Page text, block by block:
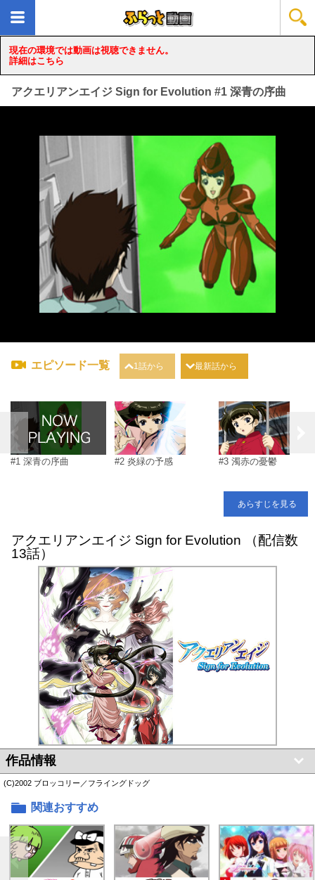
現在の環境では動画は視聴できません。
詳細はこちら
アクエリアンエイジ Sign for Evolution #1 深青の序曲
loading...
エピソード一覧 1話から 最新話から
#1 深青の序曲 #2 炎緑の予感 #3 濁赤の憂鬱
あらすじを見る
アクエリアンエイジ Sign for Evolution （配信数
13話）
作品情報
(C)2002 ブロッコリー／フライングドッグ
関連おすすめ